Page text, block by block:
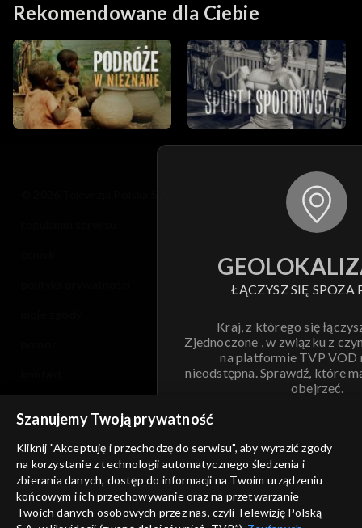
Rekomendowane dla Ciebie
ŁĄCZYSZ SIĘ SPOZA
Kraj, z którego się
Zjednoczone , w związku z
na platformie TVP VOD
nieodstępna. Sprawdź, które
obejrzeć.
ANULUJ
informacje o dostawcy usług
Szanujemy Twoją prywatność
Kliknij "Akceptuję i przechodzę do serwisu", aby wyrazić zgody
na korzystanie z technologii automatycznego śledzenia i
zbierania danych, dostęp do informacji na Twoim urządzeniu
końcowym i ich przechowywanie oraz na przetwarzanie
Twoich danych osobowych przez nas, czyli Telewizję Polską